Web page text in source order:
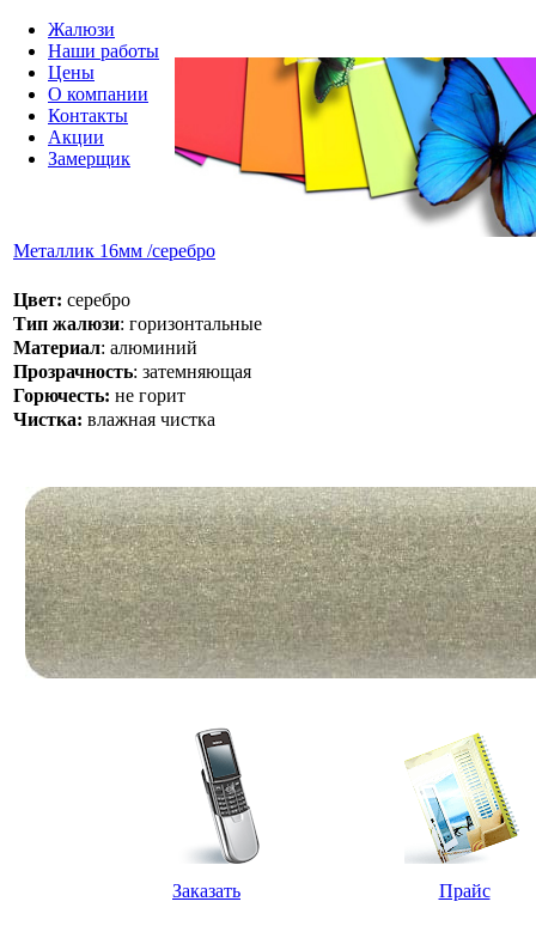
Жалюзи
Наши работы
Цены
О компании
Контакты
Акции
Замерщик
Металлик 16мм /серебро
Цвет: серебро
Тип жалюзи: горизонтальные
Материал: алюминий
Прозрачность: затемняющая
Горючесть: не горит
Чистка: влажная чистка
Заказать Прайс